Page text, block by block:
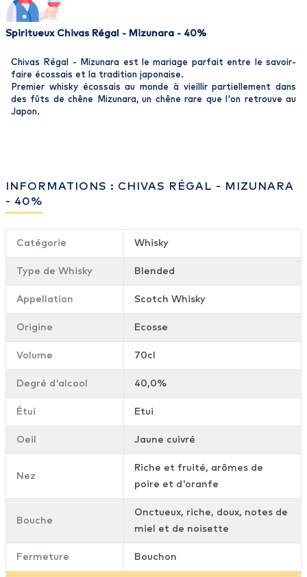
Spiritueux Chivas Régal - Mizunara - 40%
Chivas Régal - Mizunara est le mariage parfait entre le savoir-
faire écossais et la tradition japonaise.
Premier whisky écossais au monde à vieillir partiellement dans
des fûts de chêne Mizunara, un chêne rare que l'on retrouve au
Japon.
INFORMATIONS : CHIVAS RÉGAL - MIZUNARA
- 40%
Catégorie Whisky
Type de Whisky Blended
Appellation Scotch Whisky
Origine Ecosse
Volume 70cl
Degré d'alcool 40,0%
Étui Etui
Oeil Jaune cuivré
Nez
Riche et fruité, arômes de
poire et d'oranfe
Bouche
Onctueux, riche, doux, notes de
miel et de noisette
Fermeture Bouchon